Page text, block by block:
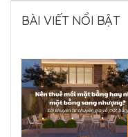
BÀI VIẾT NỔI BẬT